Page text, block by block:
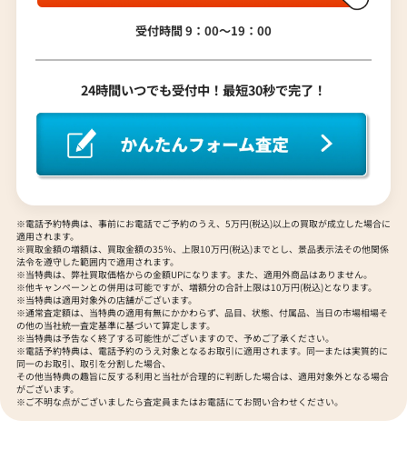
受付時間 9：00〜19：00
24時間いつでも受付中！最短30秒で完了！
※電話予約特典は、事前にお電話でご予約のうえ、5万円(税込)以上の買取が成立した場合に
適用されます。
※買取金額の増額は、買取金額の35％、上限10万円(税込)までとし、景品表示法その他関係
法令を遵守した範囲内で適用されます。
※当特典は、弊社買取価格からの金額UPになります。また、適用外商品はありません。
※他キャンペーンとの併用は可能ですが、増額分の合計上限は10万円(税込)となります。
※当特典は適用対象外の店舗がございます。
※通常査定額は、当特典の適用有無にかかわらず、品目、状態、付属品、当日の市場相場そ
の他の当社統一査定基準に基づいて算定します。
※当特典は予告なく終了する可能性がございますので、予めご了承ください。
※電話予約特典は、電話予約のうえ対象となるお取引に適用されます。同一または実質的に
同一のお取引、取引を分割した場合、
その他当特典の趣旨に反する利用と当社が合理的に判断した場合は、適用対象外となる場合
がございます。
※ご不明な点がございましたら査定員またはお電話にてお問い合わせください。